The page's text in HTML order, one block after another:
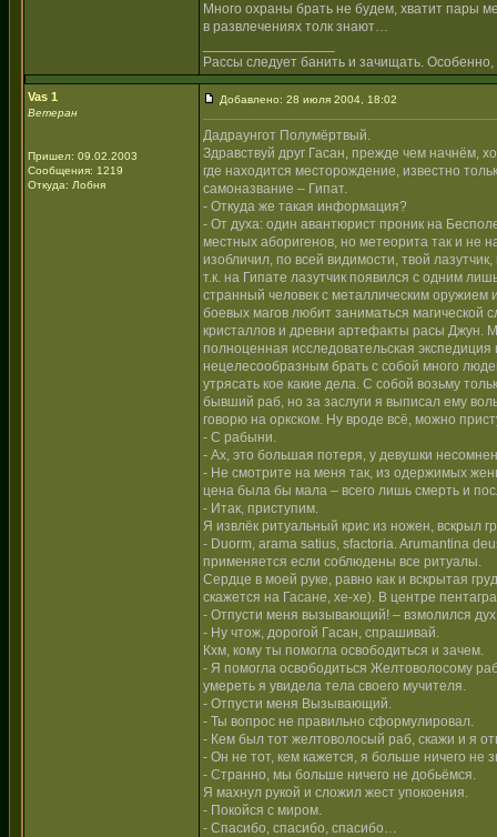
Много охраны брать не будем, хватит пары
в развлечениях толк знают…
Рассы следует банить и зачищать.
Vas 1
Ветеран
Пришел: 09.02.2003
Сообщения: 1219
Откуда: Лобня
Добавлено: 28 июля 2004, 18:02
Дадраунгот Полумёртвый.
Здравствуй друг Гасан, прежде чем начнём,
где находится месторождение, известно
самоназвание – Гипат.
- Откуда же такая информация?
- От духа: один авантюрист проник на
местных аборигенов, но метеорита так и не
изобличил, по всей видимости, твой
т.к. на Гипате лазутчик появился с одним
странный человек с металлическим оружием
боевых магов любит заниматься магической
кристаллов и древни артефакты расы Джун.
полноценная исследовательская
нецелесообразным брать с собой много
утрясать кое какие дела. С собой возьму
бывший раб, но за заслуги я выписал ему
говорю на оркском. Ну вроде всё, можно
- С рабыни.
- Ах, это большая потеря, у девушки
- Не смотрите на меня так, из одержимых
цена была бы мала – всего лишь смерть и
- Итак, приступим.
Я извлёк ритуальный крис из ножен, вскрыл
- Duorm, arama satius, sfactoria. Arumantina
применяется если соблюдены все ритуалы.
Сердце в моей руке, равно как и вскрытая
скажется на Гасане, хе-хе). В центре
- Отпусти меня вызывающий! – взмолился
- Ну чтож, дорогой Гасан, спрашивай.
Кхм, кому ты помогла освободиться и зачем.
- Я помогла освободиться Желтоволосому
умереть я увидела тела своего мучителя.
- Отпусти меня Вызывающий.
- Ты вопрос не правильно сформулировал.
- Кем был тот желтоволосый раб, скажи и я
- Он не тот, кем кажется, я больше ничего
- Странно, мы больше ничего не добьёмся.
Я махнул рукой и сложил жест упокоения.
- Покойся с миром.
- Спасибо, спасибо, спасибо…